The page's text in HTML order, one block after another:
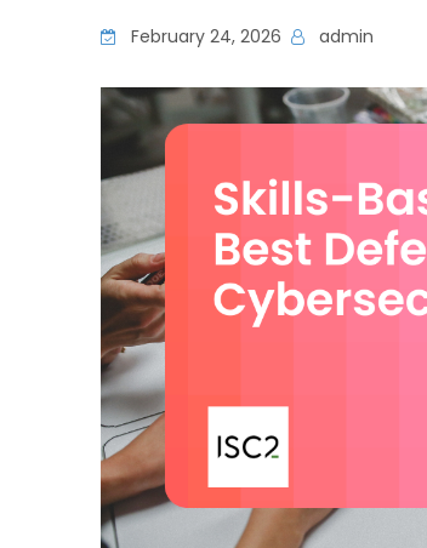
February 24, 2026 admin